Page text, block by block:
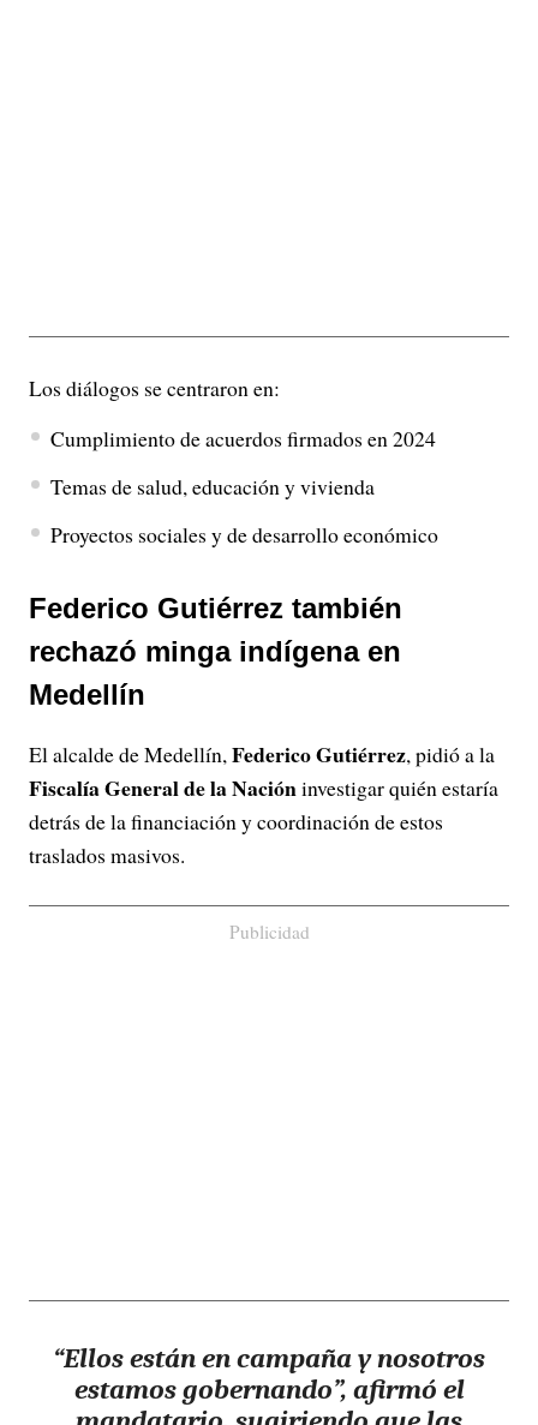
Los diálogos se centraron en:
Cumplimiento de acuerdos firmados en 2024
Temas de salud, educación y vivienda
Proyectos sociales y de desarrollo económico
Federico Gutiérrez también
rechazó minga indígena en
Medellín
El alcalde de Medellín,Federico Gutiérrez, pidió a la
Fiscalía General de la Nacióninvestigar quién estaría
detrás de la financiación y coordinación de estos
traslados masivos.
Publicidad
“Ellos están en campaña y nosotros
estamos gobernando”, afirmó el